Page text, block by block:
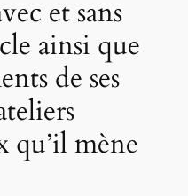
et sans
ainsi que
de ses
qu’il mène